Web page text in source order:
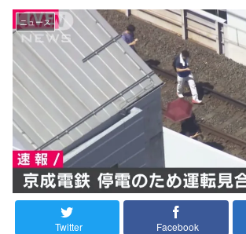
ニュース
Twitter Facebook